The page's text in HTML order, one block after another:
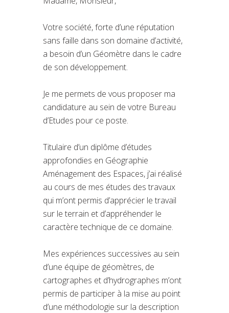
Votre société, forte d’une réputation
sans faille dans son domaine d’activité,
a besoin d’un Géomètre dans le cadre
de son développement.
Je me permets de vous proposer ma
candidature au sein de votre Bureau
d’Etudes pour ce poste.
Titulaire d’un diplôme d’études
approfondies en Géographie
Aménagement des Espaces, j’ai réalisé
au cours de mes études des travaux
qui m’ont permis d’apprécier le travail
sur le terrain et d’appréhender le
caractère technique de ce domaine.
Mes expériences successives au sein
d’une équipe de géomètres, de
cartographes et d’hydrographes m’ont
permis de participer à la mise au point
d’une méthodologie sur la description